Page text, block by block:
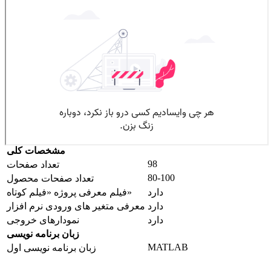
مشخصات کلی
تعداد صفحات
98
تعداد صفحات محصول
80-100
فیلم معرفی پروژه «فیلم کوتاه»
دارد
معرفی متغیر های ورودی نرم افزار دارد
نمودارهای خروجی
دارد
زبان برنامه نویسی
زبان برنامه نویسی اول
MATLAB